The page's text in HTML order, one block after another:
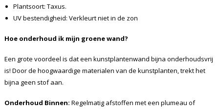
Plantsoort: Taxus.
UV bestendigheid: Verkleurt niet in de zon
Hoe onderhoud ik mijn groene wand?
Een grote voordeel is dat een kunstplantenwand bijna onderhoudsvrij
is! Door de hoogwaardige materialen van de kunstplanten, trekt het
bijna geen stof aan.
Onderhoud Binnen: Regelmatig afstoffen met een plumeau of